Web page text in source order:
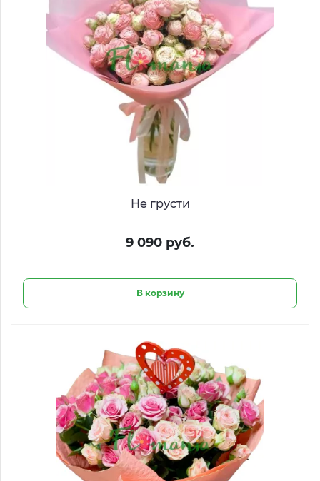
Не грусти
9 090 руб.
В корзину